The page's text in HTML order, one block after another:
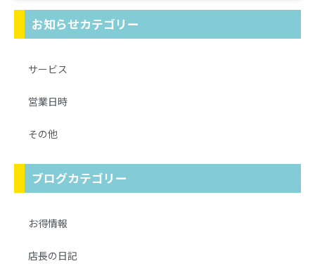
お知らせカテゴリー
サービス
営業日時
その他
ブログカテゴリー
お得情報
店長の日記